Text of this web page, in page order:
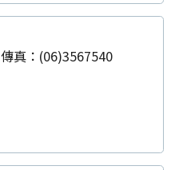
傳真：(06)3567540